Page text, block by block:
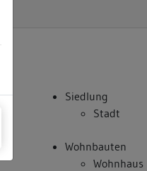
Siedlung
Stadt
Wohnbauten
Wohnhaus